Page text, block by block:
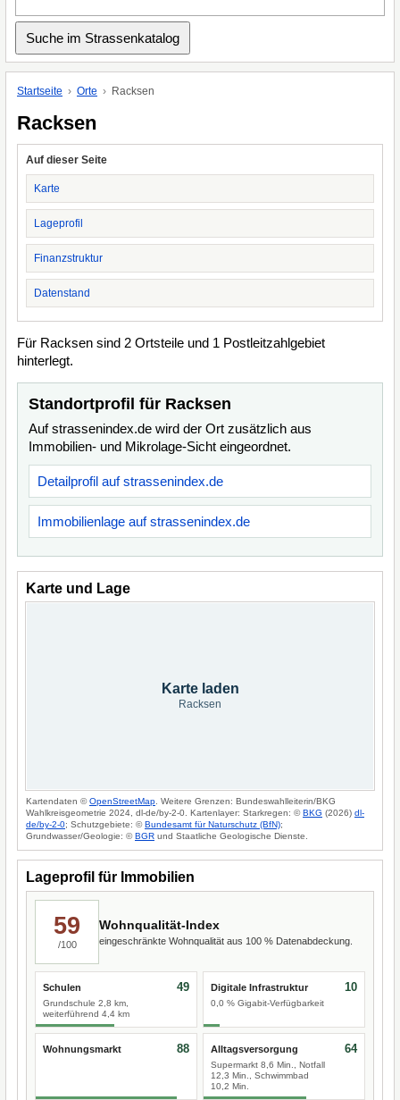
Startseite Orte Racksen
Racksen
Auf dieser Seite
Karte
Lageprofil
Finanzstruktur
Datenstand
Für Racksen sind 2 Ortsteile und 1 Postleitzahlgebiet
hinterlegt.
Standortprofil für Racksen
Auf strassenindex.de wird der Ort zusätzlich aus
Immobilien- und Mikrolage-Sicht eingeordnet.
Detailprofil auf strassenindex.de
Immobilienlage auf strassenindex.de
Karte und Lage
Karte laden
Racksen
Kartendaten ©OpenStreetMap . Weitere Grenzen: Bundeswahlleiterin/BKG
Wahlkreisgeometrie 2024, dl-de/by-2-0. Kartenlayer: Starkregen: ©BKG (2026) dl-
de/by-2-0; Schutzgebiete: ©Bundesamt für Naturschutz (BfN);
Grundwasser/Geologie: ©BGR und Staatliche Geologische Dienste.
Lageprofil für Immobilien
59
/100
Wohnqualität-Index
eingeschränkte Wohnqualität aus 100 % Datenabdeckung.
Schulen
Grundschule 2,8 km,
weiterführend 4,4 km
49 Digitale Infrastruktur
0,0 % Gigabit-Verfügbarkeit
10
Wohnungsmarkt 88 Alltagsversorgung
Supermarkt 8,6 Min., Notfall
12,3 Min., Schwimmbad
10,2 Min.
64